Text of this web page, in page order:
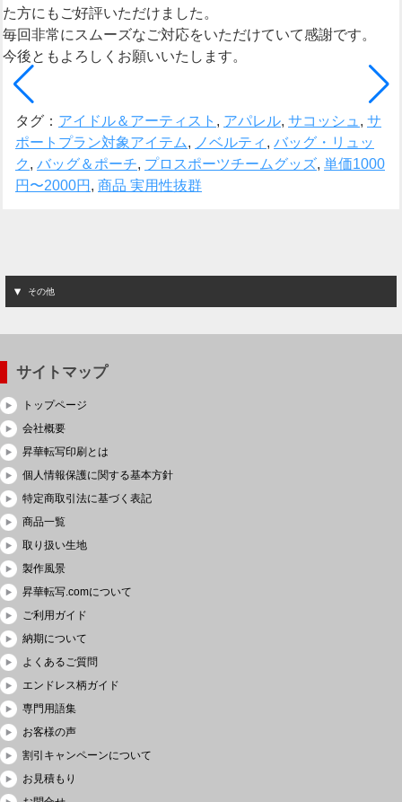
た方にもご好評いただけました。
毎回非常にスムーズなご対応をいただけていて感謝です。
今後ともよろしくお願いいたします。
タグ： アイドル＆アーティスト , アパレル, サコッシュ , サ
ポートプラン対象アイテム, ノベルティ , バッグ・リュッ
ク , バッグ＆ポーチ, プロスポーツチームグッズ, 単価1000
円〜2000円 , 商品 実用性抜群
その他
サイトマップ
トップページ
会社概要
昇華転写印刷とは
個人情報保護に関する基本方針
特定商取引法に基づく表記
商品一覧
取り扱い生地
製作風景
昇華転写.comについて
ご利用ガイド
納期について
よくあるご質問
エンドレス柄ガイド
専門用語集
お客様の声
割引キャンペーンについて
お見積もり